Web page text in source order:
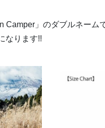
Camper」のダブルネーム
なります!!